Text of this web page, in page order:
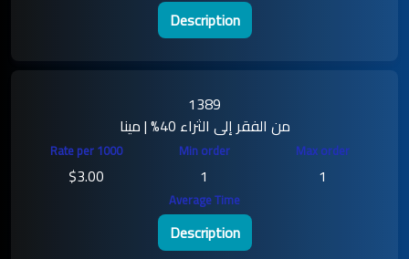
Description
1389
من الفقر إلى الثراء 40% | مينا
$3.00
1 1
Description